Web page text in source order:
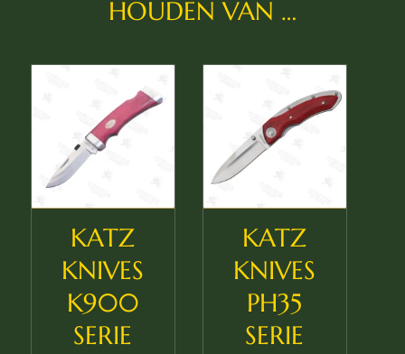
HOUDEN VAN …
KATZ
KNIVES
K900
SERIE
KATZ
KNIVES
PH35
SERIE